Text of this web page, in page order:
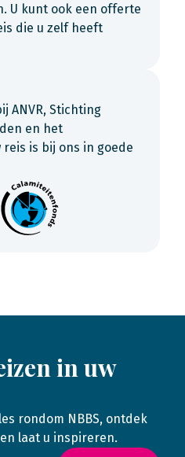
U kunt ook een offerte
die u zelf heeft
ANVR, Stichting
en het
is bij ons in goede
in uw
rondom NBBS, ontdek
laat u inspireren.